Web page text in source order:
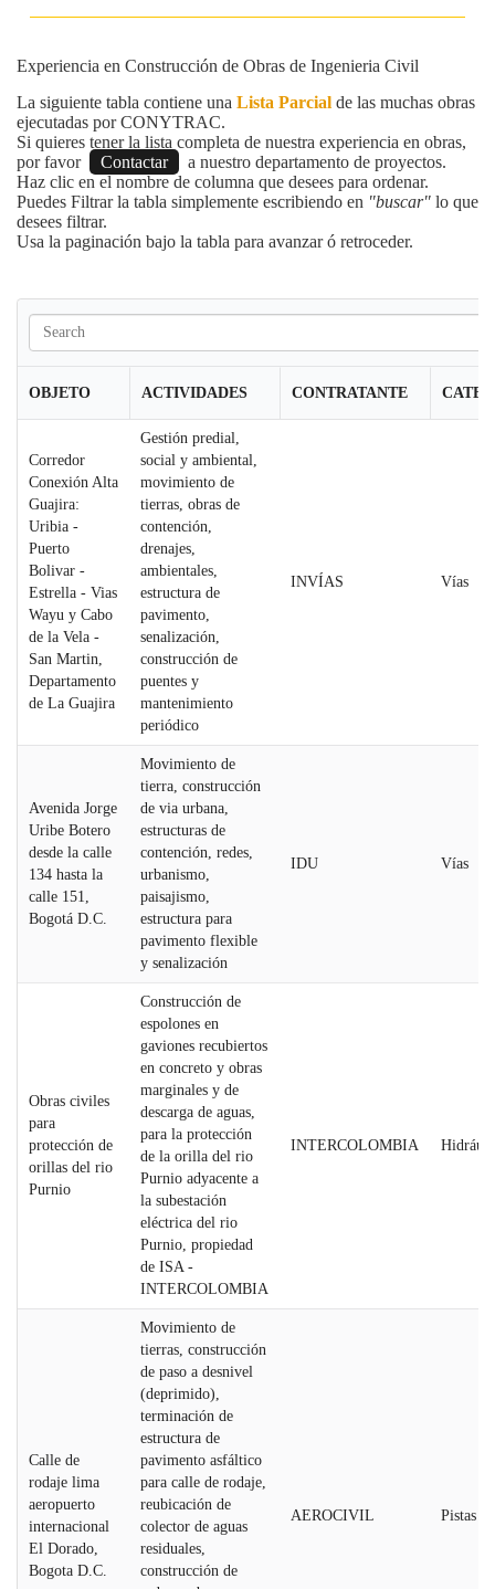
Experiencia en Construcción de Obras de Ingenieria Civil
La siguiente tabla contiene una Lista Parcial de las muchas obras
ejecutadas por CONYTRAC.
Si quieres tener la lista completa de nuestra experiencia en obras,
por favor
Contactar
a nuestro departamento de proyectos.
Haz clic en el nombre de columna que desees para ordenar.
Puedes Filtrar la tabla simplemente escribiendo en "buscar" lo que
desees filtrar.
Usa la paginación bajo la tabla para avanzar ó retroceder.
OBJETO ACTIVIDADES CONTRATANTE
Corredor
Conexión Alta
Guajira:
Uribia -
Puerto
Bolivar -
Estrella - Vias
Wayu y Cabo
de la Vela -
San Martin,
Departamento
de La Guajira
Gestión predial,
social y ambiental,
movimiento de
tierras, obras de
contención,
drenajes,
ambientales,
estructura de
pavimento,
senalización,
construcción de
puentes y
mantenimiento
periódico
INVÍAS Vías
Avenida Jorge
Uribe Botero
desde la calle
134 hasta la
calle 151,
Bogotá D.C.
Movimiento de
tierra, construcción
de via urbana,
estructuras de
contención, redes,
urbanismo,
paisajismo,
estructura para
pavimento flexible
y senalización
IDU Vías
Obras civiles
para
protección de
orillas del rio
Purnio
Construcción de
espolones en
gaviones recubiertos
en concreto y obras
marginales y de
descarga de aguas,
para la protección
de la orilla del rio
Purnio adyacente a
la subestación
eléctrica del rio
Purnio, propiedad
de ISA -
INTERCOLOMBIA
INTERCOLOMBIA
Calle de
rodaje lima
aeropuerto
internacional
El Dorado,
Bogota D.C.
Movimiento de
tierras, construcción
de paso a desnivel
(deprimido),
terminación de
estructura de
pavimento asfáltico
para calle de rodaje,
reubicación de
colector de aguas
residuales,
construcción de
AEROCIVIL Pistas